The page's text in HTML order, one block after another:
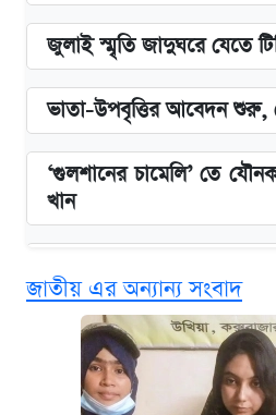
জুলাই স্মৃতি জাদুঘরে যেতে
ভাতা-উপবৃত্তির আবেদন শুরু,
‘গুলশানের চামেলি’ তে
খান
এক ক্লিকে জেনে নিন
দাম ও ফিচার
জাতীয় এর অন্যান্য সংবাদ